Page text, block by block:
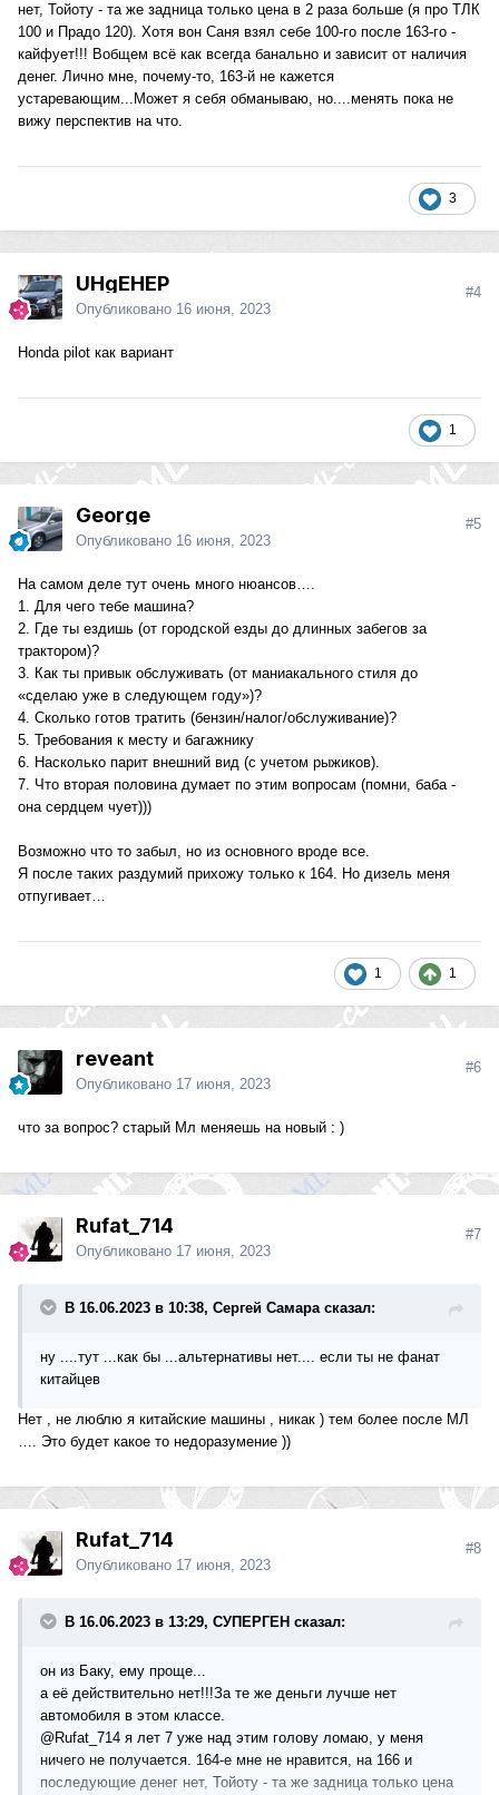
нет, Тойоту - та же задница только цена в 2 раза больше (я про ТЛК
100 и Прадо 120). Хотя вон Саня взял себе 100-го после 163-го -
кайфует!!! Вобщем всё как всегда банально и зависит от наличия
денег. Лично мне, почему-то, 163-й не кажется
устаревающим...Может я себя обманываю, но....менять пока не
вижу перспектив на что.
3
UHgEHEP
Опубликовано 16 июня, 2023
#4
Honda pilot как вариант
1
George
Опубликовано 16 июня, 2023
#5
На самом деле тут очень много нюансов….
1. Для чего тебе машина?
2. Где ты ездишь (от городской езды до длинных забегов за
трактором)?
3. Как ты привык обслуживать (от маниакального стиля до
«сделаю уже в следующем году»)?
4. Сколько готов тратить (бензин/налог/обслуживание)?
5. Требования к месту и багажнику
6. Насколько парит внешний вид (с учетом рыжиков).
7. Что вторая половина думает по этим вопросам (помни, баба -
она сердцем чует)))
Возможно что то забыл, но из основного вроде все.
Я после таких раздумий прихожу только к 164. Но дизель меня
отпугивает…
1 1
reveant
Опубликовано 17 июня, 2023
#6
что за вопрос? старый Мл меняешь на новый : )
Rufat_714
Опубликовано 17 июня, 2023
#7
В 16.06.2023 в 10:38, Сергей Самара сказал:
ну ....тут ...как бы ...альтернативы нет.... если ты не фанат
китайцев
Нет , не люблю я китайские машины , никак ) тем более после МЛ
…. Это будет какое то недоразумение ))
Rufat_714
Опубликовано 17 июня, 2023
#8
В 16.06.2023 в 13:29, СУПЕРГЕН сказал:
он из Баку, ему проще...
а её действительно нет!!!За те же деньги лучше нет
автомобиля в этом классе.
@Rufat_714 я лет 7 уже над этим голову ломаю, у меня
ничего не получается. 164-е мне не нравится, на 166 и
последующие денег нет, Тойоту - та же задница только цена